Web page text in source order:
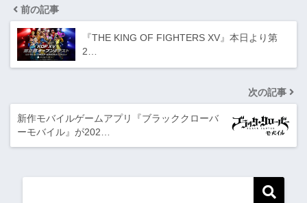
前の記事
『THE KING OF FIGHTERS XV』本日より第
2…
次の記事
新作モバイルゲームアプリ『ブラッククローバ
ーモバイル』が202…